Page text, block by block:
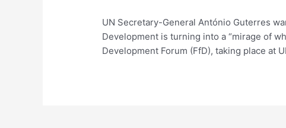
UN Secretary-General António Guterres
Development is turning into a “mirage of
Development Forum (FfD), taking place at